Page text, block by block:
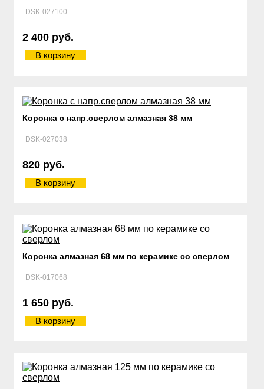
DSK-027100
2 400 руб.
В корзину
Коронка с напр.сверлом алмазная 38 мм
DSK-027038
820 руб.
В корзину
Коронка алмазная 68 мм по керамике со сверлом
DSK-017068
1 650 руб.
В корзину